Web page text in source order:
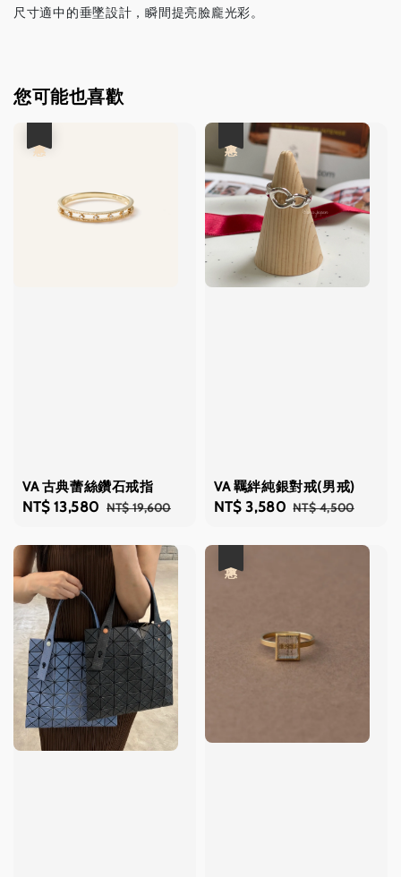
尺寸適中的垂墜設計，瞬間提亮臉龐光彩。
您可能也喜歡
VA 古典蕾絲鑽石戒指
Sale
NT$ 13,580 Regular
NT$ 19,600
VA 羈絆純銀對戒(男戒)
Sale
NT$ 3,580 Regular
NT$ 4,500